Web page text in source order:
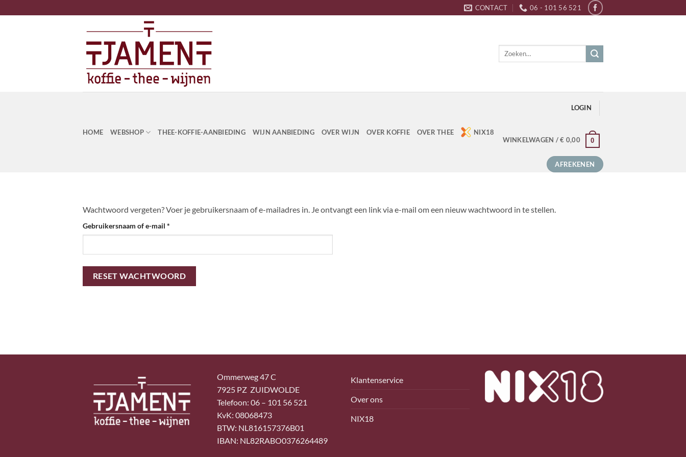
naar
CONTACT 06 - 101 56 521
Zoeken
HOME WEBSHOP THEE-KOFFIE-AANBIEDING WIJN AANBIEDING OVER WIJN OVER KOFFIE OVER THEE NIX18
LOGIN
WINKELWAGEN /€ 0,00 0
AFREKENEN
Wachtwoord vergeten? Voer je gebruikersnaam of e-mailadres in. Je ontvangt een link via e-mail om een nieuw wachtwoord in te stellen.
Gebruikersnaam of e-mail *
RESET WACHTWOORD
Ommerweg 47 C
7925 PZ ZUIDWOLDE
Telefoon: 06 – 101 56 521
KvK: 08068473
BTW: NL816157376B01
IBAN: NL82RABO0376264489
Klantenservice
Over ons
NIX18